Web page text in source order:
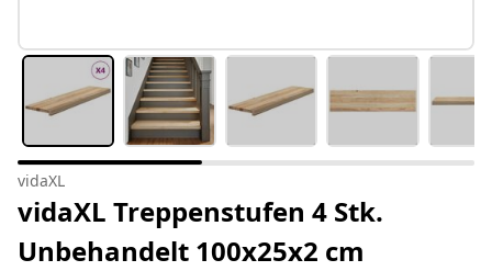
vidaXL
vidaXL Treppenstufen 4 Stk.
Unbehandelt 100x25x2 cm